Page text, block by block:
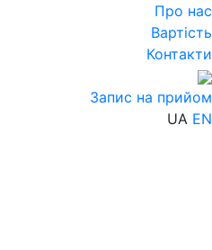
Про нас
Вартість
Контакти
Запис на прийом
UA EN